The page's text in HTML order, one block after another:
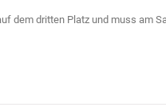
dem dritten Platz und muss am